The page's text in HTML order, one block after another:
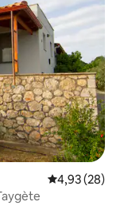
Évaluation
4,93 (28)